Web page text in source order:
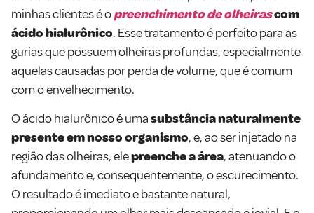
minhas clientes é opreenchimento de olheirascom
ácido hialurônico. Esse tratamento é perfeito para as
gurias que possuem olheiras profundas, especialmente
aquelas causadas por perda de volume, que é comum
com o envelhecimento.
O ácido hialurônico é umasubstância naturalmente
presente em nosso organismo, e, ao ser injetado na
região das olheiras, elepreenche a área, atenuando o
afundamento e, consequentemente, o escurecimento.
O resultado é imediato e bastante natural,